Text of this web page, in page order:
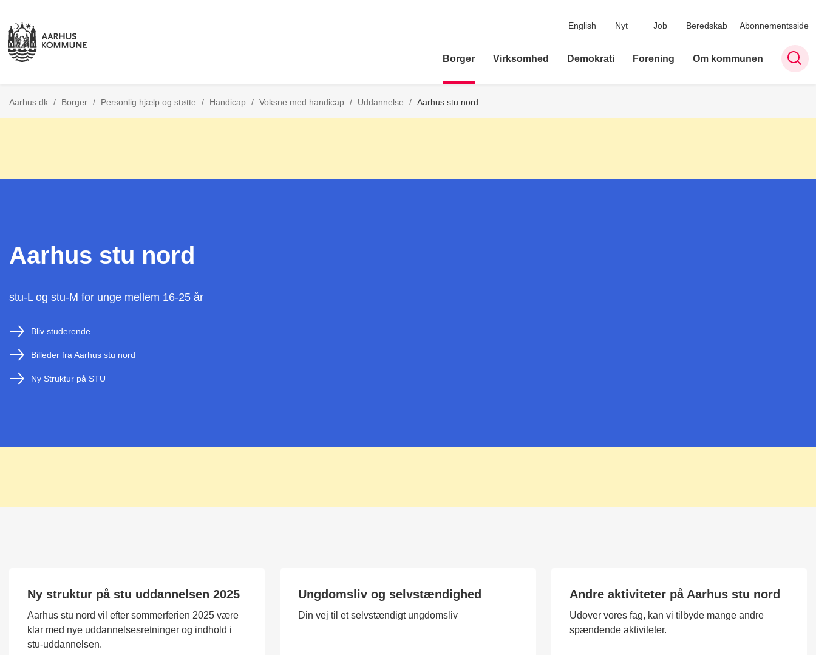
English Nyt Job Beredskab Abonnementsside
Borger Virksomhed Demokrati Forening Om kommunen
Aarhus.dk / Borger / Personlig hjælp og støtte / Handicap / Voksne med handicap / Tilbage til
Uddannelse / Aarhus stu nord
Aarhus stu nord
stu-L og stu-M for unge mellem 16-25 år
Bliv studerende
Billeder fra Aarhus stu nord
Ny Struktur på STU
Ny struktur på stu uddannelsen 2025
Aarhus stu nord vil efter sommerferien 2025 være
klar med nye uddannelsesretninger og indhold i
stu-uddannelsen.
Ungdomsliv og selvstændighed
Din vej til et selvstændigt ungdomsliv
Andre aktiviteter på Aarhus stu nord
Udover vores fag, kan vi tilbyde mange andre
spændende aktiviteter.